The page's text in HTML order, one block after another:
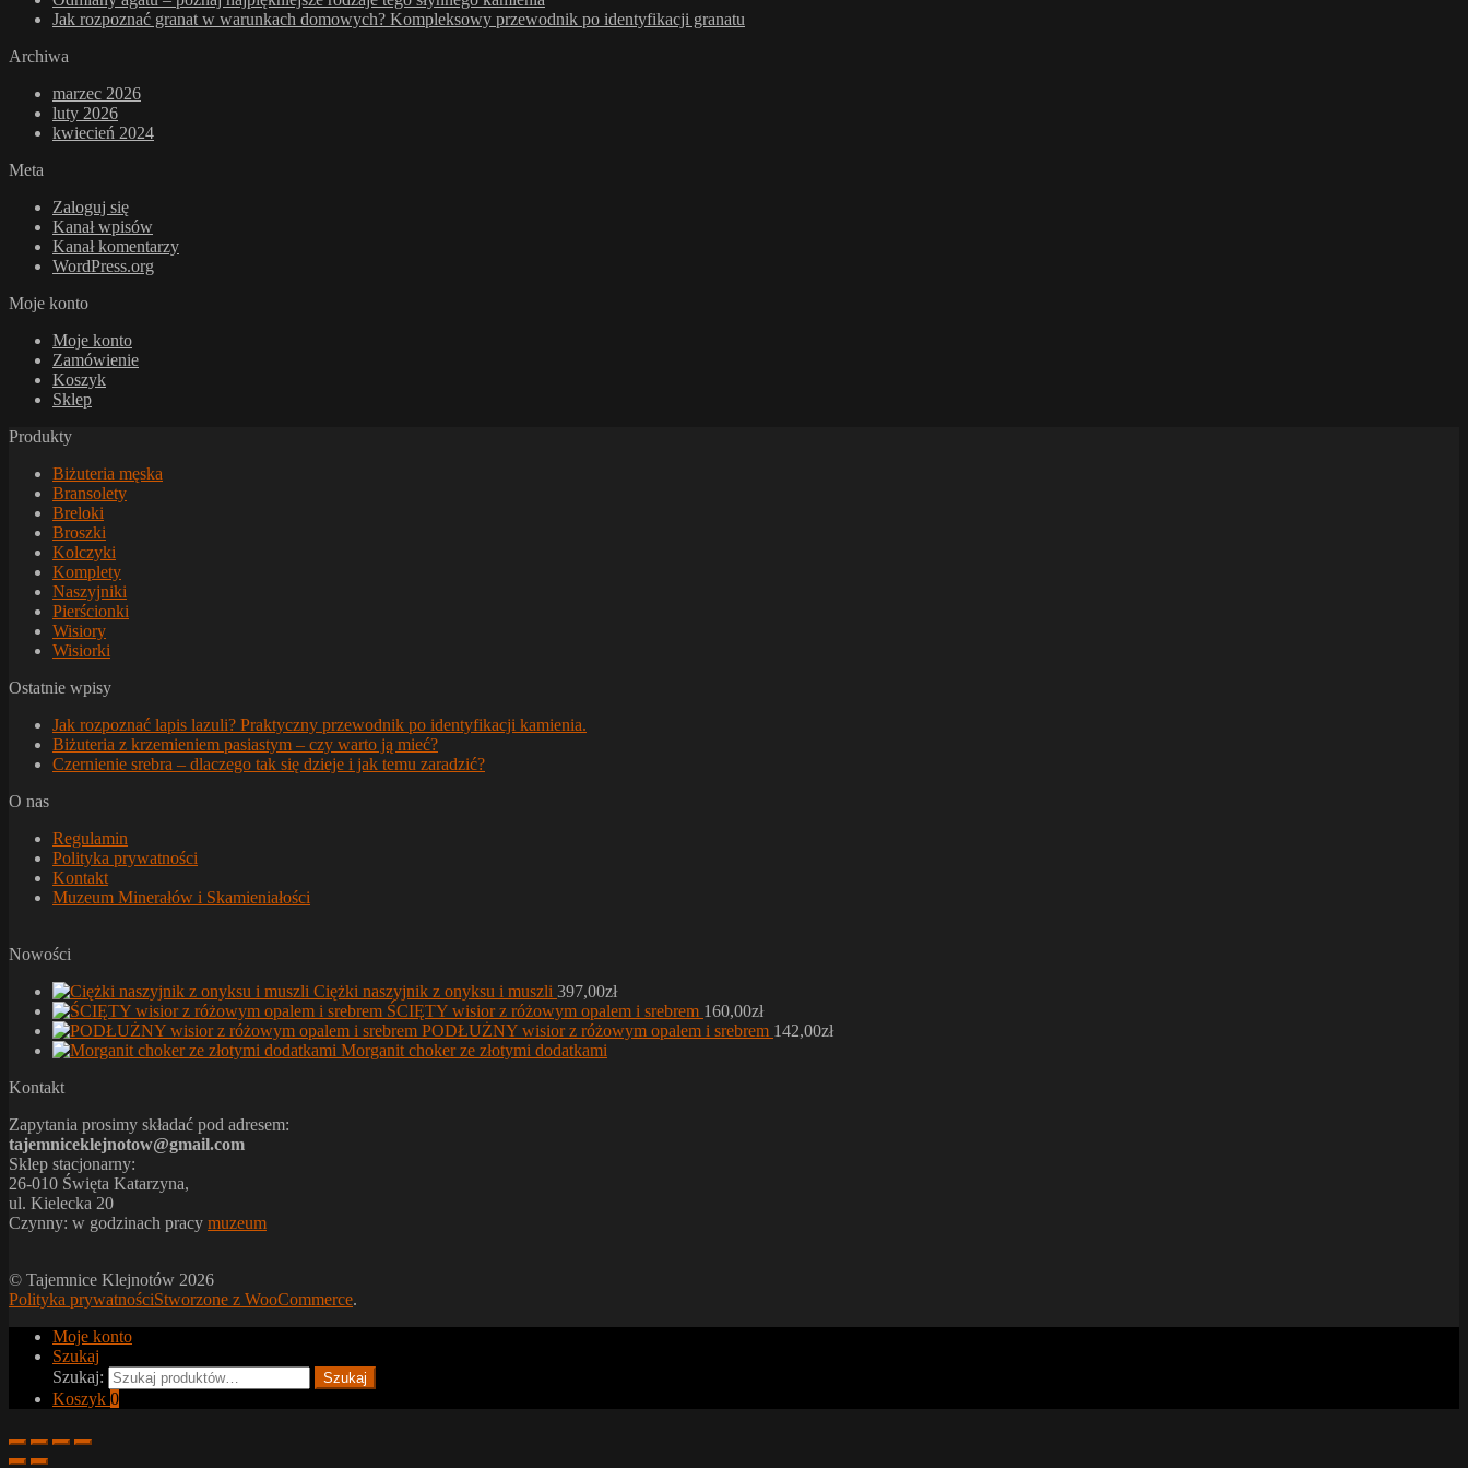
Jak rozpoznać granat w warunkach domowych? Kompleksowy przewodnik po identyfikacji granatu
Archiwa
marzec 2026
luty 2026
kwiecień 2024
Meta
Zaloguj się
Kanał wpisów
Kanał komentarzy
WordPress.org
Moje konto
Moje konto
Zamówienie
Koszyk
Sklep
Produkty
Biżuteria męska
Bransolety
Breloki
Broszki
Kolczyki
Komplety
Naszyjniki
Pierścionki
Wisiory
Wisiorki
Ostatnie wpisy
Jak rozpoznać lapis lazuli? Praktyczny przewodnik po identyfikacji kamienia.
Biżuteria z krzemieniem pasiastym – czy warto ją mieć?
Czernienie srebra – dlaczego tak się dzieje i jak temu zaradzić?
O nas
Regulamin
Polityka prywatności
Kontakt
Muzeum Minerałów i Skamieniałości
Nowości
Ciężki naszyjnik z onyksu i muszli 397,00zł
ŚCIĘTY wisior z różowym opalem i srebrem 160,00zł
PODŁUŻNY wisior z różowym opalem i srebrem 142,00zł
Morganit choker ze złotymi dodatkami
Kontakt
Zapytania prosimy składać pod adresem:
tajemniceklejnotow@gmail.com
Sklep stacjonarny:
26-010 Święta Katarzyna,
ul. Kielecka 20
Czynny: w godzinach pracy muzeum
© Tajemnice Klejnotów 2026
Polityka prywatnościStworzone z WooCommerce.
Moje konto
Szukaj
Szukaj:
Szukaj
Koszyk 0